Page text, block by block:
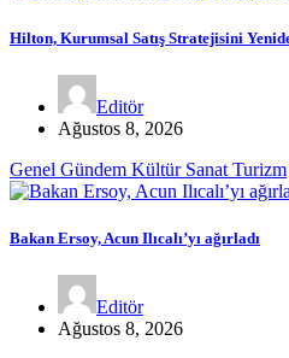
Hilton, Kurumsal Satış Stratejisini
Editör
Ağustos 8, 2026
Genel Gündem Kültür Sanat Turizm
Bakan Ersoy, Acun Ilıcalı’yı ağırladı
Editör
Ağustos 8, 2026